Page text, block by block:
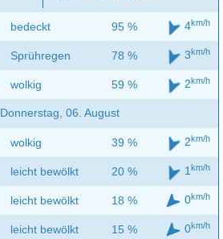
bedeckt 95 % 4km/h
Sprühregen 78 % 3km/h
wolkig 59 % 2km/h
Donnerstag, 06. August
wolkig 39 % 2km/h
leicht bewölkt 20 % 1 km/h
leicht bewölkt 18 % 0km/h
leicht bewölkt 15 % 0km/h